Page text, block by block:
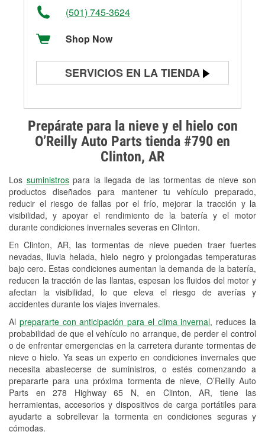
Prepárate para la nieve y el hielo con
O’Reilly Auto Parts tienda #790 en
Clinton, AR
Los suministrospara la llegada de las tormentas de nieve son
productos diseñados para mantener tu vehículo preparado,
reducir el riesgo de fallas por el frío, mejorar la tracción y la
visibilidad, y apoyar el rendimiento de la batería y el motor
durante condiciones invernales severas en Clinton.
En Clinton, AR, las tormentas de nieve pueden traer fuertes
nevadas, lluvia helada, hielo negro y prolongadas temperaturas
bajo cero. Estas condiciones aumentan la demanda de la batería,
reducen la tracción de las llantas, espesan los fluidos del motor y
afectan la visibilidad, lo que eleva el riesgo de averías y
accidentes durante los viajes invernales.
Al prepararte con anticipación para el clima invernal, reduces la
probabilidad de que el vehículo no arranque, de perder el control
o de enfrentar emergencias en la carretera durante tormentas de
nieve o hielo. Ya seas un experto en condiciones invernales que
necesita abastecerse de suministros, o estés comenzando a
prepararte para una próxima tormenta de nieve, O’Reilly Auto
Parts en 278 Highway 65 N, en Clinton, AR, tiene las
herramientas, accesorios y dispositivos de carga portátiles para
ayudarte a sobrellevar la tormenta en condiciones seguras y
cómodas.
(501) 745-3624
Shop Now
SERVICIOS EN LA TIENDA
Prueba de alternadores y
arrancadores
Revisión de la luz "Check Engine"
Reciclaje de baterías y aceite
Instalación de bombillas de faros
Instalación de limpiaparabrisas
Programa de Préstamo de
Herramientas
Rectificación de tambores y discos de
freno
Mangueras hidráulicas a la medida
Snowstorm Supplies
Tornado Supplies
Conoce más